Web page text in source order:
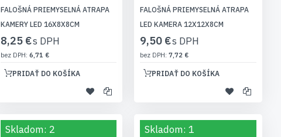
FALOŠNÁ PRIEMYSELNÁ ATRAPA
KAMERY LED 16X8X8CM
8,25 €
6,71 €
PRIDAŤ DO KOŠÍKA
FALOŠNÁ PRIEMYSELNÁ ATRAPA
LED KAMERA 12X12X8CM
9,50 €
7,72 €
PRIDAŤ DO KOŠÍKA
Skladom: 2 Skladom: 1